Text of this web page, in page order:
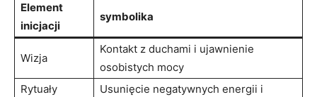
Element
inicjacji
symbolika
Wizja
Kontakt z duchami i ujawnienie
osobistych mocy
Rytuały
Usunięcie negatywnych energii i